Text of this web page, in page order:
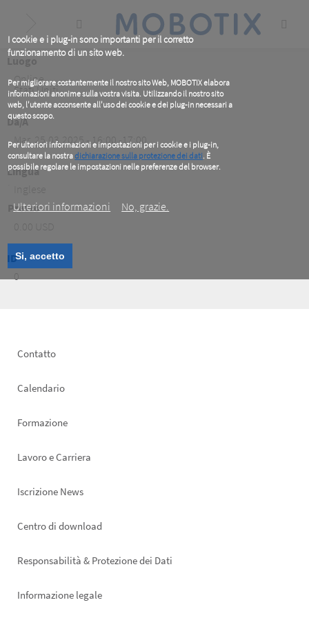
I cookie e i plug-in sono importanti per il corretto
funzionamento di un sito web.
Per migliorare costantemente il nostro sito Web, MOBOTIX elabora
informazioni anonime sulla vostra visita. Utilizzando il nostro sito
web, l'utente acconsente all'uso dei cookie e dei plug-in necessari a
questo scopo.
Per ulteriori informazioni e impostazioni per i cookie e i plug-in,
consultare la nostradichiarazione sulla protezione dei dati. È
possibile regolare le impostazioni nelle preferenze del browser.
Ulteriori informazioni
No, grazie.
Si, accetto
content
Online,
Stati Uniti
Da/A
Mar, 25.03.2025 - 16:00 -17:00
Lingua
Prezzo
ID
0
Footer
Contatto
Calendario
Formazione
Lavoro e Carriera
Iscrizione News
Footer
Centro di download
Responsabilità & Protezione dei Dati
Informazione legale